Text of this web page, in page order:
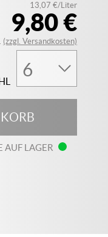
9,80 €
13,07 €/Liter
(zzgl. Versandkosten)
AUF LAGER